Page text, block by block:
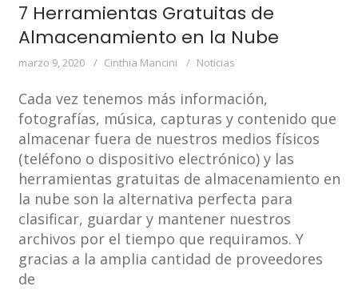
7 Herramientas Gratuitas de
Almacenamiento en la Nube
marzo 9, 2020 Cinthia Mancini Noticias
Cada vez tenemos más información,
fotografías, música, capturas y contenido que
almacenar fuera de nuestros medios físicos
(teléfono o dispositivo electrónico) y las
herramientas gratuitas de almacenamiento en
la nube son la alternativa perfecta para
clasificar, guardar y mantener nuestros
archivos por el tiempo que requiramos. Y
gracias a la amplia cantidad de proveedores
de